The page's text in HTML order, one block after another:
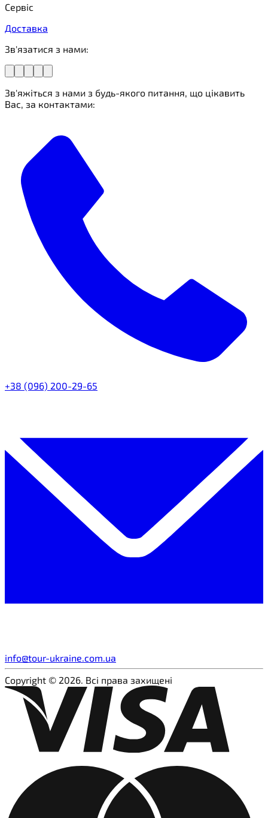
Сервіс
Доставка
Зв'язатися з нами:
Зв'яжіться з нами з будь-якого питання, що цікавить
Вас, за контактами:
+38 (096) 200-29-65
info@tour-ukraine.com.ua
Copyright © 2026. Всі права захищені